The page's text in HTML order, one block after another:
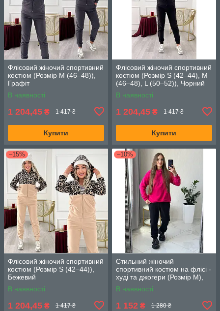
Флісовий жіночий спортивний
костюм (Розмір M (46–48)),
Графіт
В наявності
1 204,45 ₴ 1 417 ₴
Купити
Флісовий жіночий спортивний
костюм (Розмір S (42–44), M
(46–48), L (50–52)), Чорний
В наявності
1 204,45 ₴ 1 417 ₴
Купити
–15%
Флісовий жіночий спортивний
костюм (Розмір S (42–44)),
Бежевий
В наявності
1 204,45 ₴ 1 417 ₴
–10%
Стильний жіночий
спортивний костюм на флісі -
худі та джогери (Розмір M),
Малиновий
В наявності
1 152 ₴ 1 280 ₴